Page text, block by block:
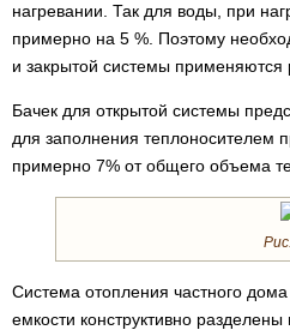
нагревании. Так для воды, при
примерно на 5 %. Поэтому
и закрытой системы применяются
Бачек для открытой системы
для заполнения теплоносителем
примерно 7% от общего объема
Система отопления частного
емкости конструктивно